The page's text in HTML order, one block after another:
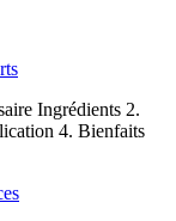
Ingrédients 2.
4. Bienfaits